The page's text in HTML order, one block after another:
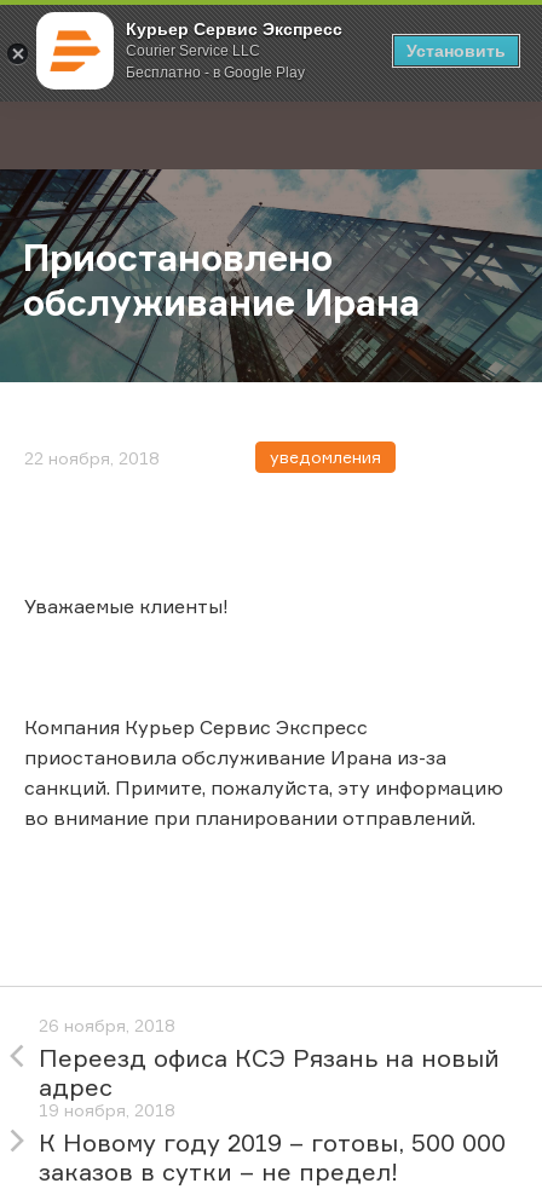
Курьер Сервис Экспресс
Courier Service LLC
Бесплатно - в Google Play
Установить
; Главная О компании Новости Приостановлено обслуживание
Приостановлено
обслуживание Ирана
22 ноября, 2018 уведомления
Уважаемые клиенты!
Компания Курьер Сервис Экспресс
приостановила обслуживание Ирана из-за
санкций. Примите, пожалуйста, эту информацию
во внимание при планировании отправлений.
26 ноября, 2018
Переезд офиса КСЭ Рязань на новый
адрес
19 ноября, 2018
К Новому году 2019 – готовы, 500 000
заказов в сутки – не предел!